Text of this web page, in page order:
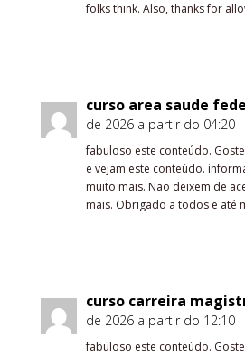
folks think. Also, thanks for
curso area saude
de 2026 a partir do 04:20
fabuloso este conteúdo.
e vejam este conteúdo.
muito mais. Não deixem de
mais. Obrigado a todos e até
curso carreira
de 2026 a partir do 12:10
fabuloso este conteúdo.